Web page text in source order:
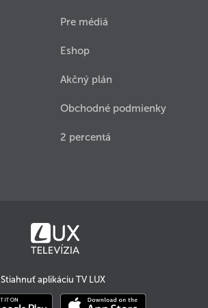
Pre médiá
Eshop
Akčný plán
Obchodné podmienky
2 percentá
Stiahnuť aplikáciu TV LUX